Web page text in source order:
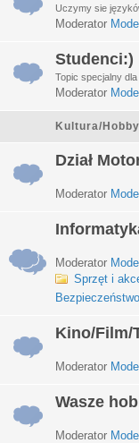
Uczymy sie
Moderator
Studenci:)
Topic specjalny dla
Moderator
Kultura/Hobby
Dział
Moderator
Moderator
Sprzęt i
Kino/Film/
Moderator
Wasze
Moderator